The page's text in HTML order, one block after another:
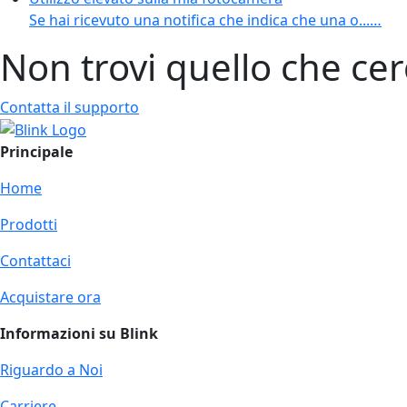
Se hai ricevuto una notifica che indica che una o...…
Non trovi quello che
Contatta il supporto
Principale
Home
Prodotti
Contattaci
Acquistare ora
Informazioni su Blink
Riguardo a Noi